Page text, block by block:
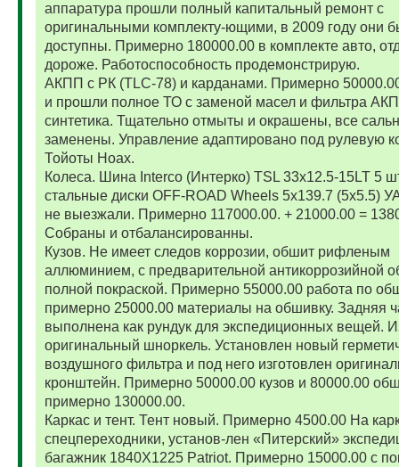
аппаратура прошли полный капитальный ремонт с
оригинальными комплекту-ющими, в 2009 году они
доступны. Примерно 180000.00 в комплекте авто,
дороже. Работоспособность продемонстрирую.
АКПП с РК (TLC-78) и карданами. Примерно
и прошли полное ТО с заменой масел и фильтра
синтетика. Тщательно отмыты и окрашены, все
заменены. Управление адаптировано под рулевую
Тойоты Ноах.
Колеса. Шина Interco (Интерко) TSL 33x12.5-15LT 5
стальные диски OFF-ROAD Wheels 5x139.7 (5x5.5)
не выезжали. Примерно 117000.00. + 21000.00 =
Собраны и отбалансированны.
Кузов. Не имеет следов коррозии, обшит рифленым
аллюминием, с предварительной антикоррозийной
полной покраской. Примерно 55000.00 работа по
примерно 25000.00 материалы на обшивку. Задняя
выполнена как рундук для экспедиционных вещей.
оригинальный шноркель. Установлен новый
воздушного фильтра и под него изготовлен
кронштейн. Примерно 50000.00 кузов и 80000.00
примерно 130000.00.
Каркас и тент. Тент новый. Примерно 4500.00 На
спецпереходники, установ-лен «Питерский»
багажник 1840Х1225 Patriot. Примерно 15000.00 с